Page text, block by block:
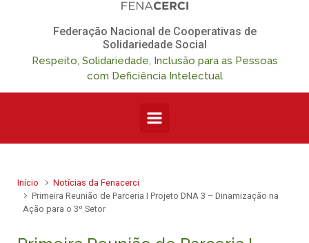
Federação Nacional de Cooperativas de
Solidariedade Social
Respeito, Solidariedade, Inclusão para as Pessoas
com Deficiência Intelectual
Início
Notícias da Fenacerci
Primeira Reunião de Parceria I Projeto DNA 3 – Dinamização na
Ação para o 3º Setor